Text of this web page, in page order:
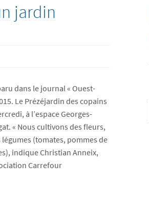
jardin
dans le journal « Ouest-
Le Prézéjardin des copains
à l’espace Georges-
« Nous cultivons des fleurs,
(tomates, pommes de
indique Christian Anneix,
Carrefour